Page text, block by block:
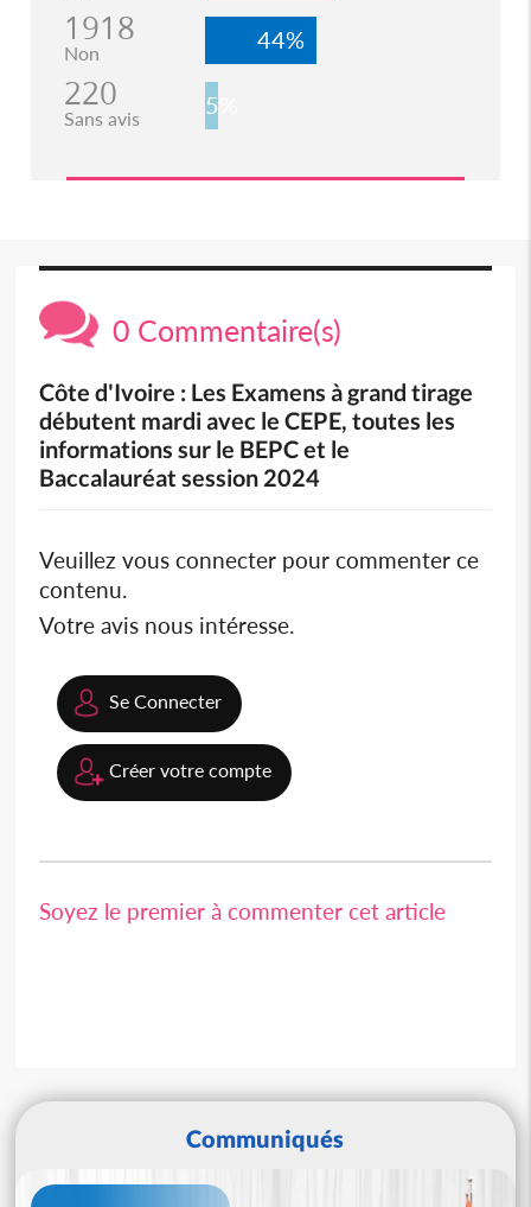
1918
Non 44%
220
Sans avis 5%
0 Commentaire(s)
Côte d'Ivoire : Les Examens à grand tirage
débutent mardi avec le CEPE, toutes les
informations sur le BEPC et le
Baccalauréat session 2024
Veuillez vous connecter pour commenter ce
contenu.
Votre avis nous intéresse.
Se Connecter
Créer votre compte
Soyez le premier à commenter cet article
Communiqués